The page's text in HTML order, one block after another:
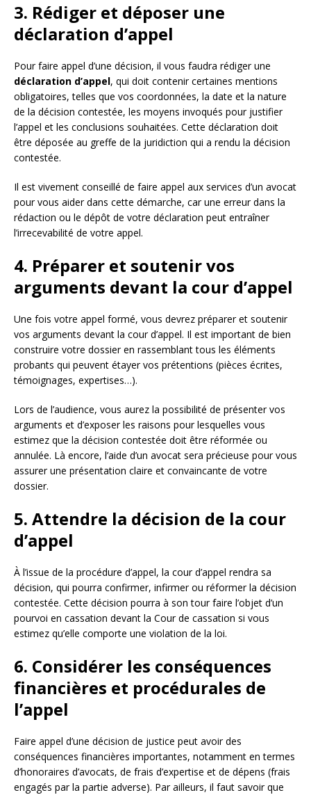
3. Rédiger et déposer une
déclaration d’appel
Pour faire appel d’une décision, il vous faudra rédiger une
déclaration d’appel, qui doit contenir certaines mentions
obligatoires, telles que vos coordonnées, la date et la nature
de la décision contestée, les moyens invoqués pour justifier
l’appel et les conclusions souhaitées. Cette déclaration doit
être déposée au greffe de la juridiction qui a rendu la décision
contestée.
Il est vivement conseillé de faire appel aux services d’un avocat
pour vous aider dans cette démarche, car une erreur dans la
rédaction ou le dépôt de votre déclaration peut entraîner
l’irrecevabilité de votre appel.
4. Préparer et soutenir vos
arguments devant la cour d’appel
Une fois votre appel formé, vous devrez préparer et soutenir
vos arguments devant la cour d’appel. Il est important de bien
construire votre dossier en rassemblant tous les éléments
probants qui peuvent étayer vos prétentions (pièces écrites,
témoignages, expertises…).
Lors de l’audience, vous aurez la possibilité de présenter vos
arguments et d’exposer les raisons pour lesquelles vous
estimez que la décision contestée doit être réformée ou
annulée. Là encore, l’aide d’un avocat sera précieuse pour vous
assurer une présentation claire et convaincante de votre
dossier.
5. Attendre la décision de la cour
d’appel
À l’issue de la procédure d’appel, la cour d’appel rendra sa
décision, qui pourra confirmer, infirmer ou réformer la décision
contestée. Cette décision pourra à son tour faire l’objet d’un
pourvoi en cassation devant la Cour de cassation si vous
estimez qu’elle comporte une violation de la loi.
6. Considérer les conséquences
financières et procédurales de
l’appel
Faire appel d’une décision de justice peut avoir des
conséquences financières importantes, notamment en termes
d’honoraires d’avocats, de frais d’expertise et de dépens (frais
engagés par la partie adverse). Par ailleurs, il faut savoir que